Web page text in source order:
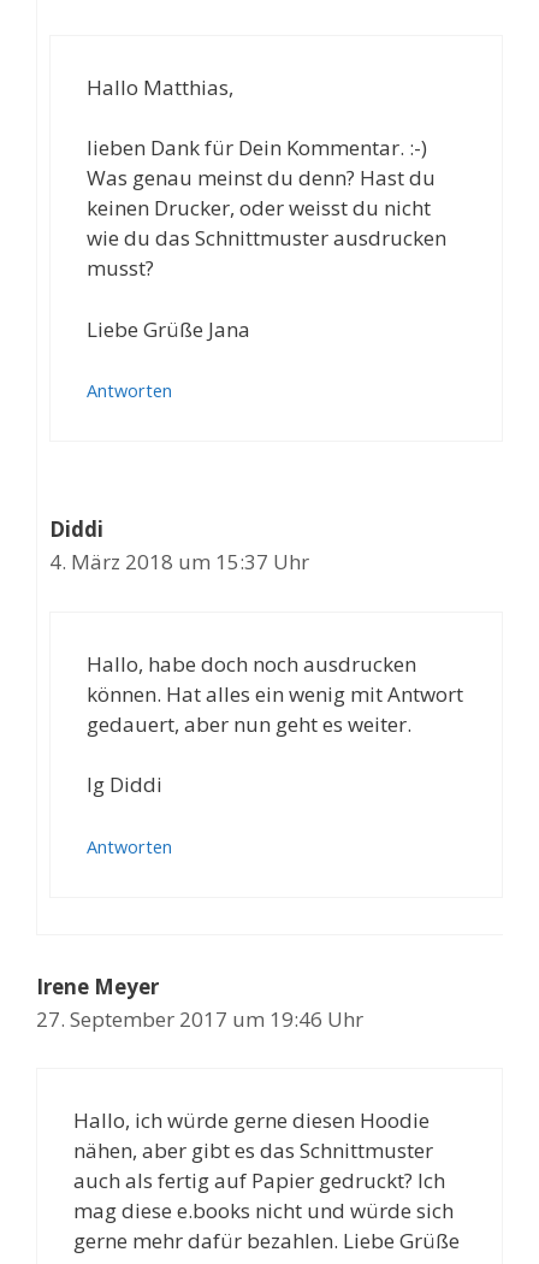
Hallo Matthias,
lieben Dank für Dein Kommentar. :-)
Was genau meinst du denn? Hast du
keinen Drucker, oder weisst du nicht
wie du das Schnittmuster ausdrucken
musst?
Liebe Grüße Jana
Antworten
Diddi
4. März 2018 um 15:37 Uhr
Hallo, habe doch noch ausdrucken
können. Hat alles ein wenig mit Antwort
gedauert, aber nun geht es weiter.
lg Diddi
Antworten
Irene Meyer
27. September 2017 um 19:46 Uhr
Hallo, ich würde gerne diesen Hoodie
nähen, aber gibt es das Schnittmuster
auch als fertig auf Papier gedruckt? Ich
mag diese e.books nicht und würde sich
gerne mehr dafür bezahlen. Liebe Grüße